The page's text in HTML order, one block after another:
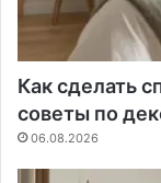
Как сделать
советы по
06.08.2026